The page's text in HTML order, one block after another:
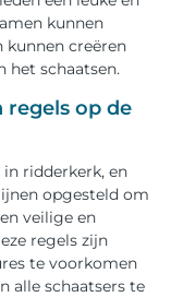
kunnen
kunnen creëren
het schaatsen.
regels op de
ridderkerk, en
opgesteld om
veilige en
regels zijn
te voorkomen
alle schaatsers te